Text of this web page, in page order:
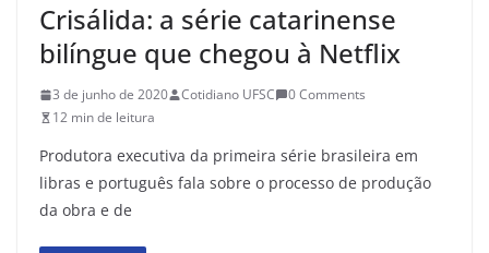
Crisálida: a série catarinense
bilíngue que chegou à Netflix
3 de junho de 2020 Cotidiano UFSC
0 Comments
12 min de leitura
Produtora executiva da primeira série brasileira em
libras e português fala sobre o processo de produção
da obra e de